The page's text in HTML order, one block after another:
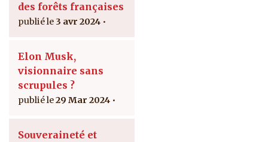
des forêts françaises
3 avr 2024
Elon Musk,
visionnaire sans
scrupules ?
29 Mar 2024
Souveraineté et